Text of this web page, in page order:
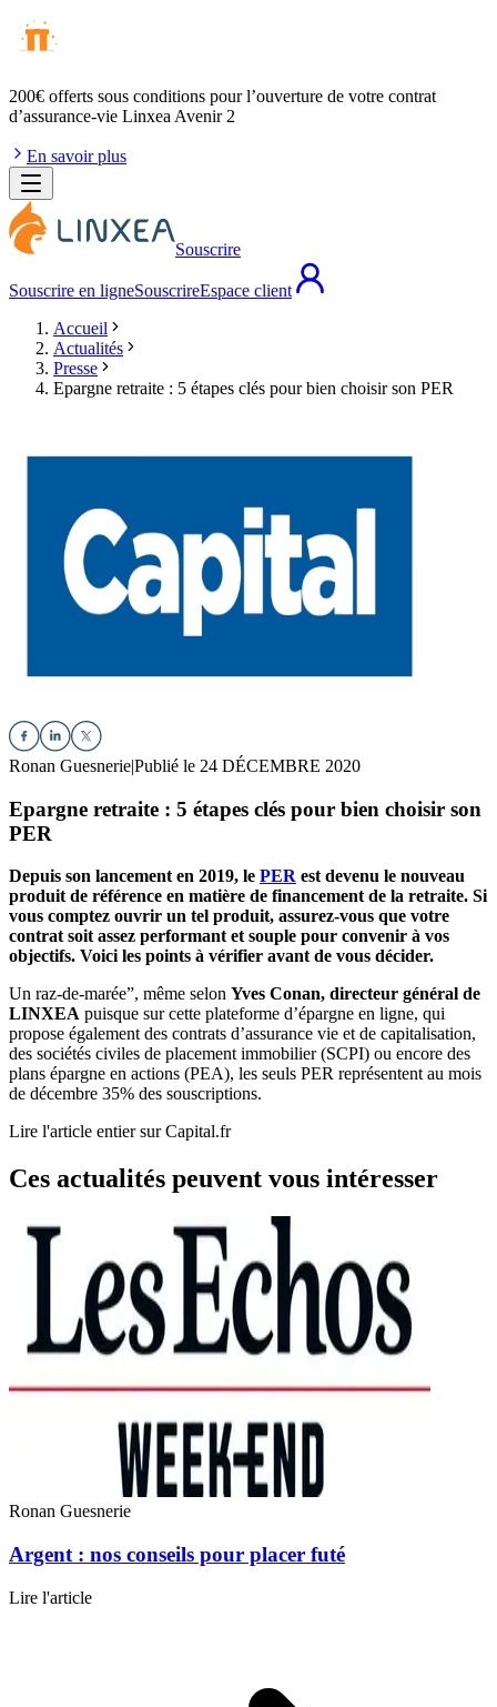
200€ offerts sous conditions pour l’ouverture de votre contrat
d’assurance-vie Linxea Avenir 2
En savoir plus
Souscrire
Souscrire en ligneSouscrireEspace client
Accueil
Actualités
Presse
Epargne retraite : 5 étapes clés pour bien choisir son PER
Ronan Guesnerie|Publié le 24 DÉCEMBRE 2020
Epargne retraite : 5 étapes clés pour bien choisir son
PER
Depuis son lancement en 2019, le PER est devenu le nouveau
produit de référence en matière de financement de la retraite. Si
vous comptez ouvrir un tel produit, assurez-vous que votre
contrat soit assez performant et souple pour convenir à vos
objectifs. Voici les points à vérifier avant de vous décider.
Un raz-de-marée”, même selon Yves Conan, directeur général de
LINXEA puisque sur cette plateforme d’épargne en ligne, qui
propose également des contrats d’assurance vie et de capitalisation,
des sociétés civiles de placement immobilier (SCPI) ou encore des
plans épargne en actions (PEA), les seuls PER représentent au mois
de décembre 35% des souscriptions.
Lire l'article entier sur Capital.fr
Ces actualités peuvent vous intéresser
Ronan Guesnerie
Argent : nos conseils pour placer futé
Lire l'article